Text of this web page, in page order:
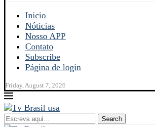
Inicio
Nóticias
Nosso APP
Contato
Subscribe
Página de login
Friday, August 7, 2026
Search